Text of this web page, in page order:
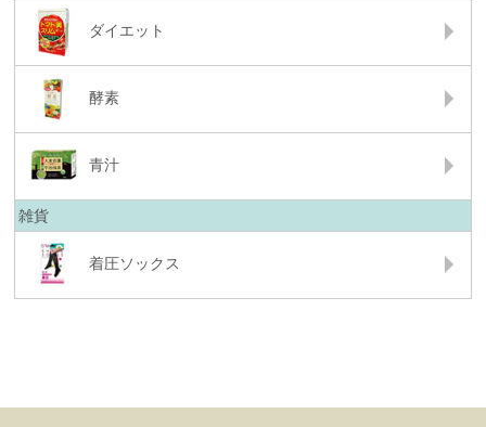
ダイエット
酵素
青汁
雑貨
着圧ソックス